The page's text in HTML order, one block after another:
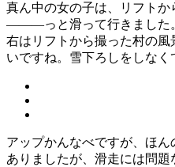
真ん中の女の子は、リフト
―――っと滑って行きました
右はリフトから撮った村の
いですね。雪下ろしをしなく
アップかんなべですが、ほ
ありましたが、滑走には問